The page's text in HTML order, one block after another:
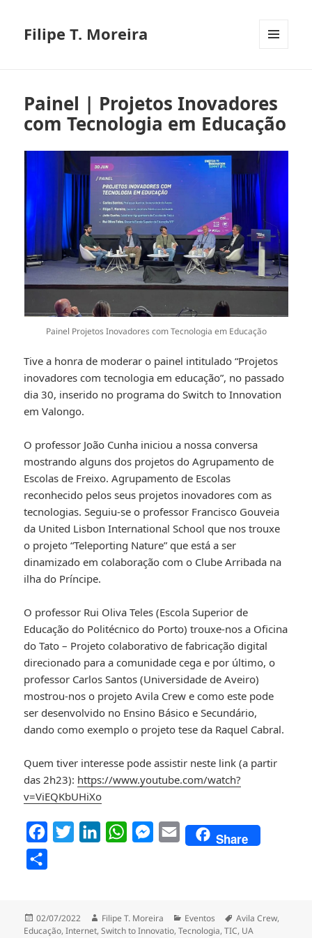
Filipe T. Moreira
Painel | Projetos Inovadores
com Tecnologia em Educação
Painel Projetos Inovadores com Tecnologia em Educação
Tive a honra de moderar o painel intitulado “Projetos
inovadores com tecnologia em educação”, no passado
dia 30, inserido no programa do Switch to Innovation
em Valongo.
O professor João Cunha iniciou a nossa conversa
mostrando alguns dos projetos do Agrupamento de
Escolas de Freixo. Agrupamento de Escolas
reconhecido pelos seus projetos inovadores com as
tecnologias. Seguiu-se o professor Francisco Gouveia
da United Lisbon International School que nos trouxe
o projeto “Teleporting Nature” que está a ser
dinamizado em colaboração com o Clube Arribada na
ilha do Príncipe.
O professor Rui Oliva Teles (Escola Superior de
Educação do Politécnico do Porto) trouxe-nos a Oficina
do Tato – Projeto colaborativo de fabricação digital
direcionado para a comunidade cega e por último, o
professor Carlos Santos (Universidade de Aveiro)
mostrou-nos o projeto Avila Crew e como este pode
ser desenvolvido no Ensino Básico e Secundário,
dando como exemplo o projeto tese da Raquel Cabral.
Quem tiver interesse pode assistir neste link (a partir
das 2h23): https://www.youtube.com/watch?
v=ViEQKbUHiXo
b
t
e
W
s
M
e
E
l
Share
t
Publicado
a
02/07/2022 Autor
Filipe T. Moreira Categorias
Eventos Etiquetas
Avila Crew,
Educação,Internet,Switch to Innovatio,Tecnologia,TIC, UA